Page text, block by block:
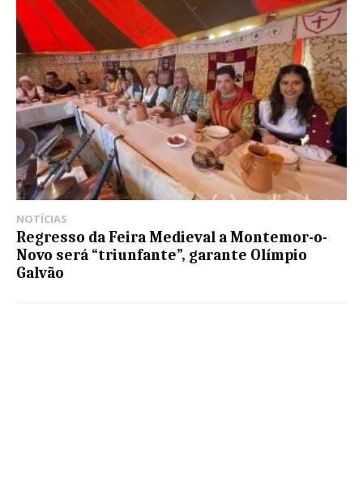
NOTÍCIAS
Regresso da Feira Medieval a Montemor-o-
Novo será “triunfante”, garante Olímpio
Galvão